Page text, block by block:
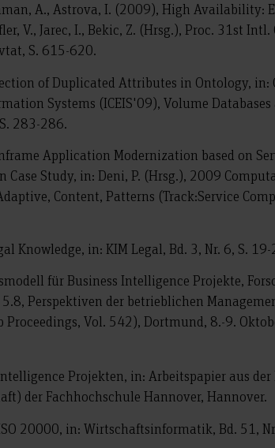
A., Astrova, I. (2009), High Availability:
V., Jarec, I., Bekic, Z. (Hrsg.), Proc. 31st
S. 615-620.
of Duplicated Attributes in Ontology, in:
Systems (ICEIS'09), Volume
283-286.
Application Modernization based on
Study, in: Deni, P. (Hrsg.), 2009
Content, Patterns (Track:Service
Knowledge, in: KIM Legal, Bd. 3, Nr. 6, S. 19-
für Business Intelligence Projekte,
Perspektiven der betrieblichen
Vol. 542), Dortmund, 8.-9.
Projekten, in: Arbeitspapier aus
der Fachhochschule Hannover, Hannover.
20000, in: Wirtschaftsinformatik, Bd. 51,